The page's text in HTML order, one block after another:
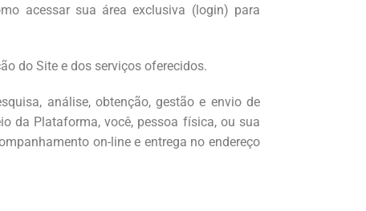
acessar sua área exclusiva (login) para
do Site e dos serviços oferecidos.
análise, obtenção, gestão e envio de
da Plataforma, você, pessoa física, ou sua
on-line e entrega no endereço